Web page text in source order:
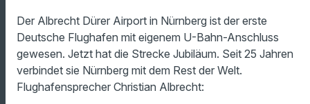
Der Albrecht Dürer Airport in Nürnberg ist der erste
Deutsche Flughafen mit eigenem U-Bahn-Anschluss
gewesen. Jetzt hat die Strecke Jubiläum. Seit 25 Jahren
verbindet sie Nürnberg mit dem Rest der Welt.
Flughafensprecher Christian Albrecht: